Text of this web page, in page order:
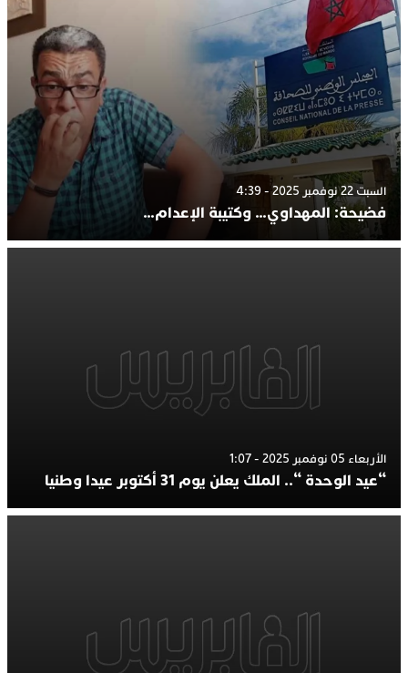
السبت 22 نوفمبر 2025 - 4:39
فضيحة: المهداوي… وكتيبة الإعدام…
الأربعاء 05 نوفمبر 2025 - 1:07
“عيد الوحدة “.. الملك يعلن يوم 31 أكتوبر عيدا وطنيا